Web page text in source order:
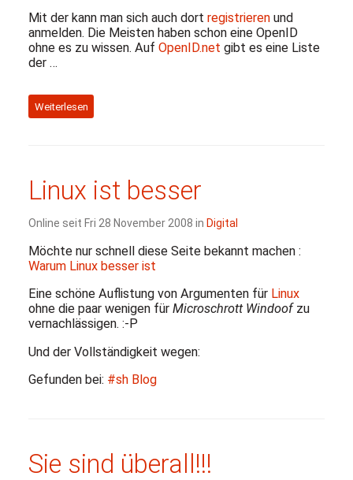
Mit der kann man sich auch dort registrierenund
anmelden. Die Meisten haben schon eine OpenID
ohne es zu wissen. Auf OpenID.net gibt es eine Liste
der …
Weiterlesen
Linux ist besser
Online seit Fri 28 November 2008 in Digital
Möchte nur schnell diese Seite bekannt machen :
Warum Linux besser ist
Eine schöne Auflistung von Argumenten für Linux
ohne die paar wenigen für Microschrott Windoofzu
vernachlässigen. :-P
Und der Vollständigkeit wegen:
Gefunden bei: #sh Blog
Sie sind überall!!!